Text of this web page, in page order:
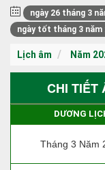
ngày 26 tháng 3
ngày tốt tháng 3 năm
Lịch âm Năm
CHI TIẾT
DƯƠNG
Tháng 3 Năm